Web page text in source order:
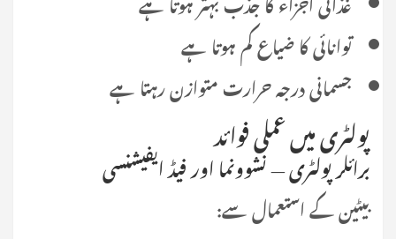
توانائی کا ضیاع کم ہوتا ہے
جسمانی درجہ حرارت متوازن رہتا ہے
پولٹری میں عملی فوائد
برائلر پولٹری — نشوونما اور فیڈ ایفیشنسی
بیٹین کے استعمال سے: